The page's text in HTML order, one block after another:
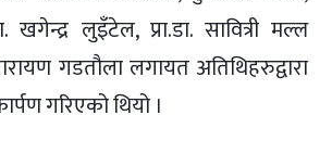
खगेन्द्र लुइँटेल, प्रा.डा. सावित्री मल्ल
गडतौला लगायत अतिथिहरुद्वारा
गरिएको थियो ।